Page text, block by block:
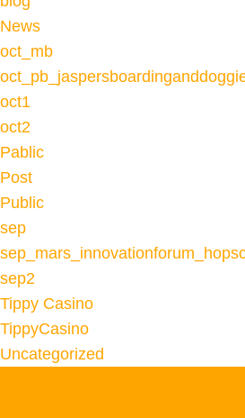
News
oct_mb
oct1
oct2
Pablic
Post
Public
sep
sep2
Tippy Casino
TippyCasino
Uncategorized